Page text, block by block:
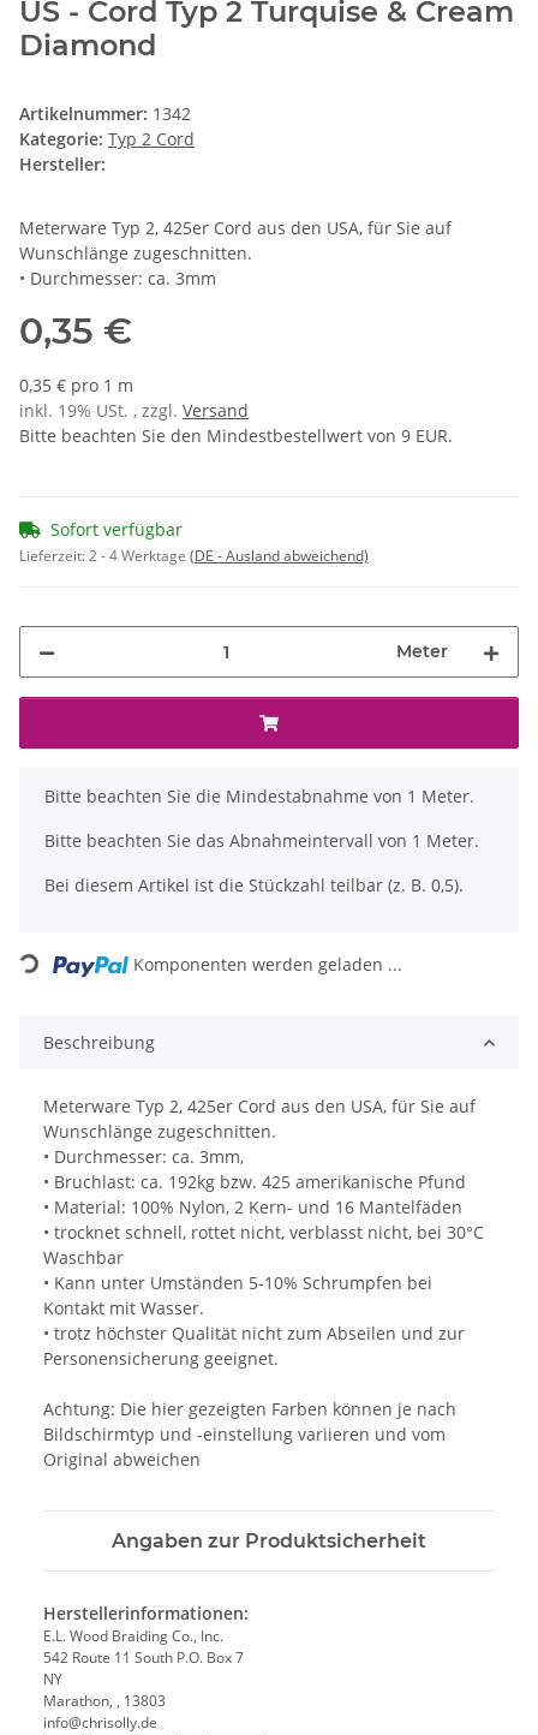
US - Cord Typ 2 Turquise & Cream
Diamond
Artikelnummer: 1342
Kategorie: Typ 2 Cord
Hersteller:
Meterware Typ 2, 425er Cord aus den USA, für Sie auf
Wunschlänge zugeschnitten.
• Durchmesser: ca. 3mm
0,35 €
0,35 € pro 1 m
inkl. 19% USt. , zzgl. Versand
Bitte beachten Sie den Mindestbestellwert von 9 EUR.
Sofort verfügbar
Lieferzeit:2 - 4 Werktage (DE - Ausland abweichend)
Meter
x
Bitte beachten Sie die Mindestabnahme von 1 Meter.
Bitte beachten Sie das Abnahmeintervall von 1 Meter.
Bei diesem Artikel ist die Stückzahl teilbar (z. B. 0,5).
Loading... Komponenten werden geladen ...
Beschreibung
Meterware Typ 2, 425er Cord aus den USA, für Sie auf
Wunschlänge zugeschnitten.
• Durchmesser: ca. 3mm,
• Bruchlast: ca. 192kg bzw. 425 amerikanische Pfund
• Material: 100% Nylon, 2 Kern- und 16 Mantelfäden
• trocknet schnell, rottet nicht, verblasst nicht, bei 30°C
Waschbar
• Kann unter Umständen 5-10% Schrumpfen bei
Kontakt mit Wasser.
• trotz höchster Qualität nicht zum Abseilen und zur
Personensicherung geeignet.
Achtung: Die hier gezeigten Farben können je nach
Bildschirmtyp und -einstellung variieren und vom
Original abweichen
Angaben zur Produktsicherheit
Herstellerinformationen:
E.L. Wood Braiding Co., Inc.
542 Route 11 South P.O. Box 7
NY
Marathon, , 13803
info@chrisolly.de